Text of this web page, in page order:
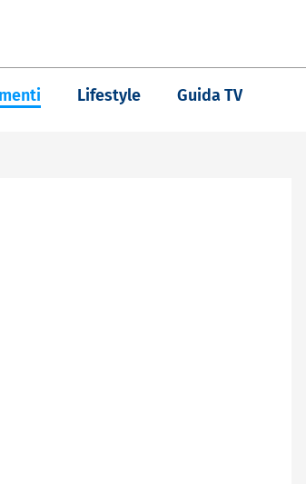
Lifestyle Guida TV